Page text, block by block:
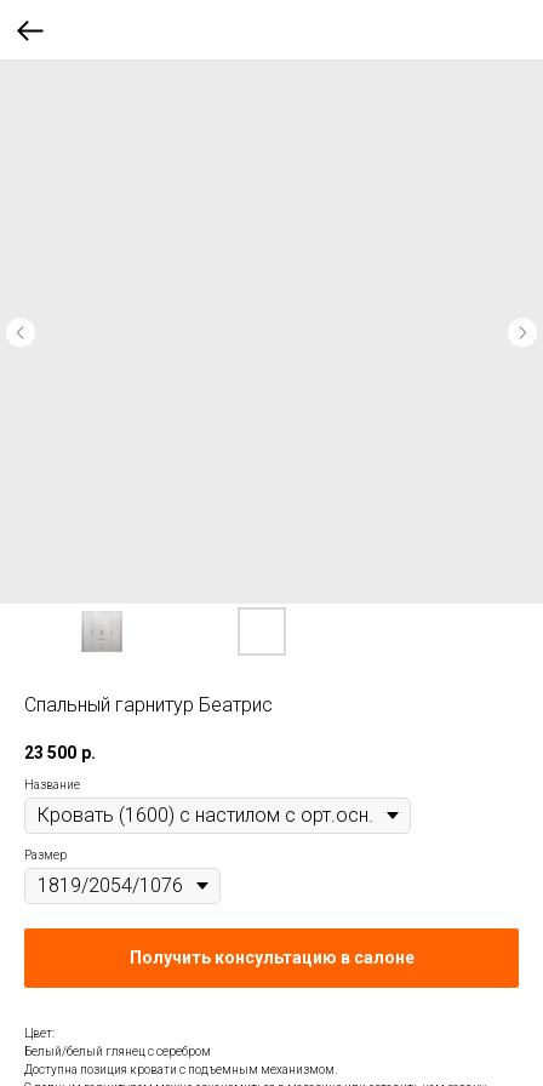
Спальный гарнитур Беатрис
23 500 р.
Название
Размер
Получить консультацию в салоне
Цвет:
Белый/белый глянец с серебром
Доступна позиция кровати с подъемным механизмом.